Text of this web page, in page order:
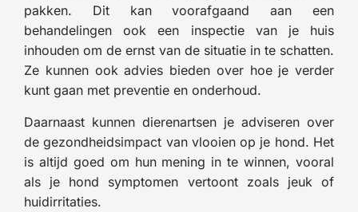
pakken. Dit kan voorafgaand aan een
behandelingen ook een inspectie van je huis
inhouden om de ernst van de situatie in te schatten.
Ze kunnen ook advies bieden over hoe je verder
kunt gaan met preventie en onderhoud.
Daarnaast kunnen dierenartsen je adviseren over
de gezondheidsimpact van vlooien op je hond. Het
is altijd goed om hun mening in te winnen, vooral
als je hond symptomen vertoont zoals jeuk of
huidirritaties.